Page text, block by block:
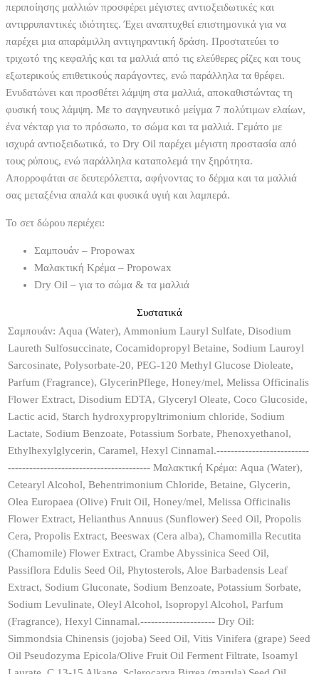
περιποίησης μαλλιών προσφέρει μέγιστες αντιοξειδωτικές και
αντιρρυπαντικές ιδιότητες. Έχει αναπτυχθεί επιστημονικά για να
παρέχει μια απαράμιλλη αντιγηραντική δράση. Προστατεύει το
τριχωτό της κεφαλής και τα μαλλιά από τις ελεύθερες ρίζες και τους
εξωτερικούς επιθετικούς παράγοντες, ενώ παράλληλα τα θρέφει.
Ενυδατώνει και προσθέτει λάμψη στα μαλλιά, αποκαθιστώντας τη
φυσική τους λάμψη. Με το σαγηνευτικό μείγμα 7 πολύτιμων ελαίων,
ένα νέκταρ για το πρόσωπο, το σώμα και τα μαλλιά. Γεμάτο με
ισχυρά αντιοξειδωτικά, το Dry Oil παρέχει μέγιστη προστασία από
τους ρύπους, ενώ παράλληλα καταπολεμά την ξηρότητα.
Απορροφάται σε δευτερόλεπτα, αφήνοντας το δέρμα και τα μαλλιά
σας μεταξένια απαλά και φυσικά υγιή και λαμπερά.
Το σετ δώρου περιέχει:
Σαμπουάν – Propowax
Μαλακτική Κρέμα – Propowax
Dry Oil – για το σώμα & τα μαλλιά
Συστατικά
Σαμπουάν: Aqua (Water), Ammonium Lauryl Sulfate, Disodium
Laureth Sulfosuccinate, Cocamidopropyl Betaine, Sodium Lauroyl
Sarcosinate, Polysorbate-20, PEG-120 Methyl Glucose Dioleate,
Parfum (Fragrance), GlycerinPflege, Honey/mel, Melissa Officinalis
Flower Extract, Disodium EDTA, Glyceryl Oleate, Coco Glucoside,
Lactic acid, Starch hydroxypropyltrimonium chloride, Sodium
Lactate, Sodium Benzoate, Potassium Sorbate, Phenoxyethanol,
Ethylhexylglycerin, Caramel, Hexyl Cinnamal.--------------------------
---------------------------------------- Μαλακτική Κρέμα: Aqua (Water),
Cetearyl Alcohol, Behentrimonium Chloride, Betaine, Glycerin,
Olea Europaea (Olive) Fruit Oil, Honey/mel, Melissa Officinalis
Flower Extract, Helianthus Annuus (Sunflower) Seed Oil, Propolis
Cera, Propolis Extract, Beeswax (Cera alba), Chamomilla Recutita
(Chamomile) Flower Extract, Crambe Abyssinica Seed Oil,
Passiflora Edulis Seed Oil, Phytosterols, Aloe Barbadensis Leaf
Extract, Sodium Gluconate, Sodium Benzoate, Potassium Sorbate,
Sodium Levulinate, Oleyl Alcohol, Isopropyl Alcohol, Parfum
(Fragrance), Hexyl Cinnamal.--------------------- Dry Oil:
Simmondsia Chinensis (jojoba) Seed Oil, Vitis Vinifera (grape) Seed
Oil Pseudozyma Epicola/Olive Fruit Oil Ferment Filtrate, Isoamyl